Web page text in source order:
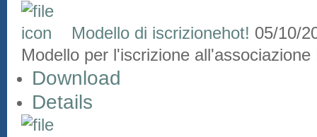
Modello di iscrizionehot! 05/10/
Modello per l'iscrizione all'associazione
Download
Details